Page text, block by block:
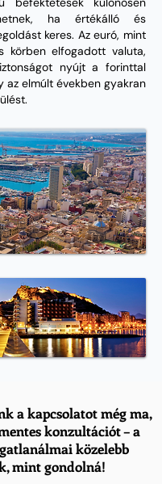
ha értékálló és
keres. Az euró, mint
körben elfogadott valuta,
nyújt a forinttal
az elmúlt években gyakran
a kapcsolatot még ma,
konzultációt – a
közelebb
mint gondolná!